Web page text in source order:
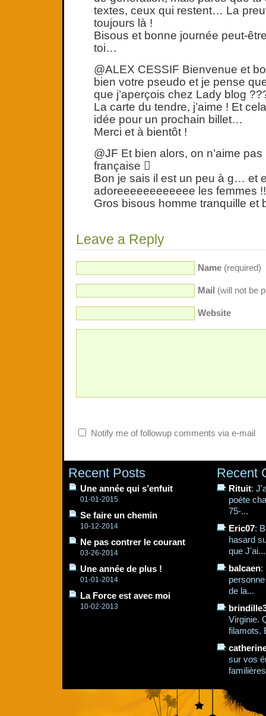
textes, ceux qui restent… La
toujours là !
Bisous et bonne journée peut-
toi…
@ALEX CESSIF Bienvenue et
bien votre pseudo et je pense
que j’aperçois chez Lady blog
La carte du tendre, j’aime ! Et
idée pour un prochain billet…
Merci et à bientôt !
@JF Et bien alors, on n’aime
française 
Bon je sais il est un peu à g… et
adoreeeeeeeeeeee les femmes !!
Gros bisous homme tranquille et
Leave a Reply
Name (required)
Mail (will not be
Website
Notify me of followup comments via e-mail
Recent Posts
Une année qui s’enfuit
01-01-2015
Se faire un chemin
10-12-2014
Ne pas contrer le courant
03-26-2014
Une année de plus !
01-01-2014
La Force est avec moi
10-02-2013
Recent
Rituit:
poète
75-...
Eric07:
hasard
que J'ai...
balcaen:
de la...
Virginie.
filamots.
sur vos